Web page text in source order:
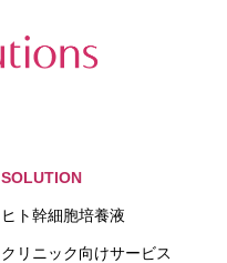
SOLUTION
ヒト幹細胞培養液
クリニック向けサービス